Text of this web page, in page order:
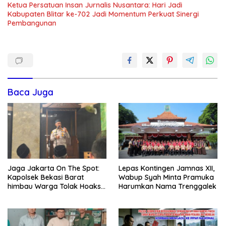
Ketua Persatuan Insan Jurnalis Nusantara: Hari Jadi
Kabupaten Blitar ke-702 Jadi Momentum Perkuat Sinergi
Pembangunan
Baca Juga
Jaga Jakarta On The Spot:
Kapolsek Bekasi Barat
himbau Warga Tolak Hoaks
Lepas Kontingen Jamnas XII,
Wabup Syah Minta Pramuka
Harumkan Nama Trenggalek